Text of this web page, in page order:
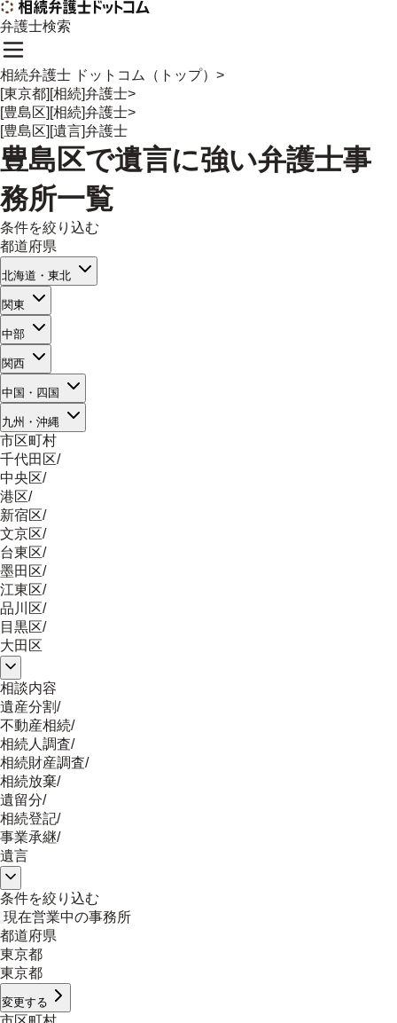
弁護士検索
相続弁護士 ドットコム（トップ） >
[東京都][相続]弁護士>
[豊島区][相続]弁護士>
[豊島区][遺言]弁護士
豊島区で遺言に強い弁護士事
務所一覧
条件を絞り込む
都道府県
北海道・東北
関東
中部
関西
中国・四国
九州・沖縄
市区町村
千代田区/
中央区/
港区/
新宿区/
文京区/
台東区/
墨田区/
江東区/
品川区/
目黒区/
大田区
相談内容
遺産分割/
不動産相続/
相続人調査/
相続財産調査/
相続放棄/
遺留分/
相続登記/
事業承継/
遺言
条件を絞り込む
現在営業中の事務所
都道府県
東京都
東京都
変更する